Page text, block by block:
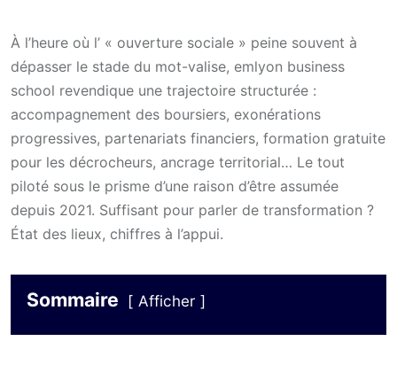
À l’heure où l’ « ouverture sociale » peine souvent à
dépasser le stade du mot-valise, emlyon business
school revendique une trajectoire structurée :
accompagnement des boursiers, exonérations
progressives, partenariats financiers, formation gratuite
pour les décrocheurs, ancrage territorial… Le tout
piloté sous le prisme d’une raison d’être assumée
depuis 2021. Suffisant pour parler de transformation ?
État des lieux, chiffres à l’appui.
Sommaire Afficher